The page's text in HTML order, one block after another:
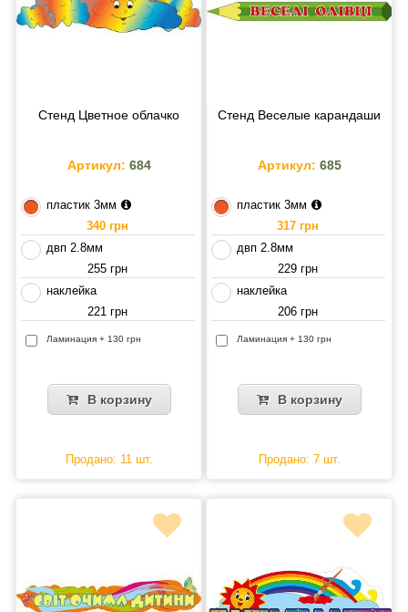
Стенд Цветное облачко
Артикул: 684
пластик 3мм
340 грн
двп 2.8мм
255 грн
наклейка
221 грн
Ламинация + 130 грн
В корзину
Продано: 11 шт.
Стенд Веселые карандаши
Артикул: 685
пластик 3мм
317 грн
двп 2.8мм
229 грн
наклейка
206 грн
Ламинация + 130 грн
В корзину
Продано: 7 шт.